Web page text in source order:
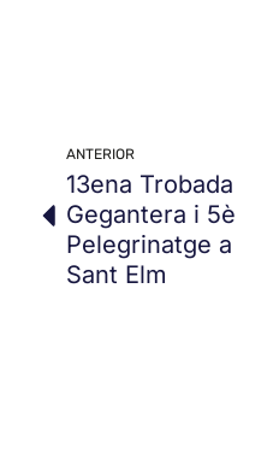
ANTERIOR
13ena Trobada
Gegantera i 5è
Pelegrinatge a
Sant Elm